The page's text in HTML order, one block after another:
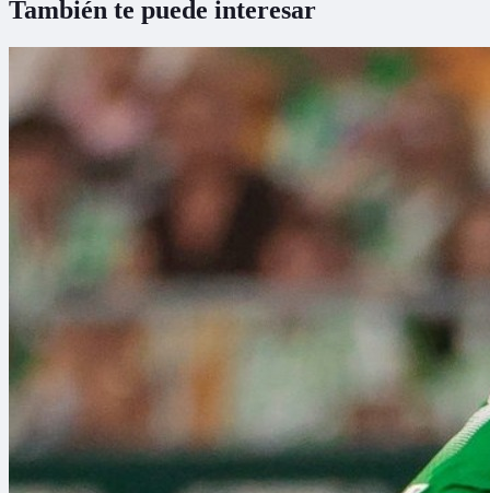
También te puede interesar